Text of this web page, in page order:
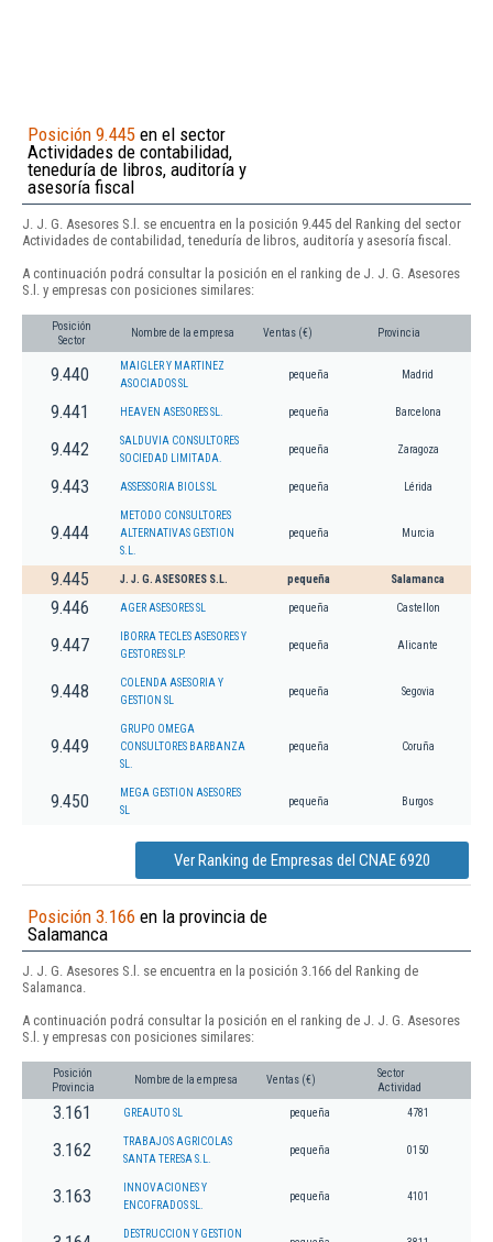
Posición 9.445 en el sector
Actividades de contabilidad,
teneduría de libros, auditoría y
asesoría fiscal
J. J. G. Asesores S.l. se encuentra en la posición 9.445 del Ranking del sector
Actividades de contabilidad, teneduría de libros, auditoría y asesoría fiscal.
A continuación podrá consultar la posición en el ranking de J. J. G. Asesores
S.l. y empresas con posiciones similares:
Posición
Sector
Nombre de la empresa Ventas (€) Provincia
9.440
MAIGLER Y MARTINEZ
ASOCIADOS SL
pequeña Madrid
9.441 HEAVEN ASESORES SL. pequeña Barcelona
9.442
SALDUVIA CONSULTORES
SOCIEDAD LIMITADA.
pequeña Zaragoza
9.443 ASSESSORIA BIOLS SL pequeña Lérida
9.444
METODO CONSULTORES
ALTERNATIVAS GESTION
S.L.
pequeña Murcia
9.445 J. J. G. ASESORES S.L. pequeña Salamanca
9.446 AGER ASESORES SL pequeña Castellon
9.447
IBORRA TECLES ASESORES Y
GESTORES SLP.
pequeña Alicante
9.448
COLENDA ASESORIA Y
GESTION SL
pequeña Segovia
9.449
GRUPO OMEGA
CONSULTORES BARBANZA
SL.
pequeña Coruña
9.450
MEGA GESTION ASESORES
SL
pequeña Burgos
Ver Ranking de Empresas del CNAE 6920
Posición 3.166 en la provincia de
Salamanca
J. J. G. Asesores S.l. se encuentra en la posición 3.166 del Ranking de
Salamanca.
A continuación podrá consultar la posición en el ranking de J. J. G. Asesores
S.l. y empresas con posiciones similares:
Posición
Provincia
Nombre de la empresa Ventas (€)
Sector
Actividad
3.161 GREAUTO SL pequeña 4781
3.162
TRABAJOS AGRICOLAS
SANTA TERESA S.L.
pequeña 0150
3.163
INNOVACIONES Y
ENCOFRADOS SL.
pequeña 4101
DESTRUCCION Y GESTION